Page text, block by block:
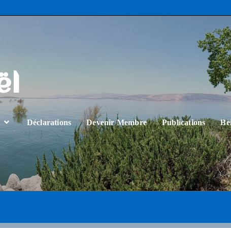
Déclarations Devenir Membre Publications